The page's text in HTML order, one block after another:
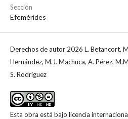
Sección
Efemérides
Derechos de autor 2026 L. Betancort,
Hernández, M.J. Machuca, A. Pérez,
S. Rodríguez
Esta obra está bajo licencia